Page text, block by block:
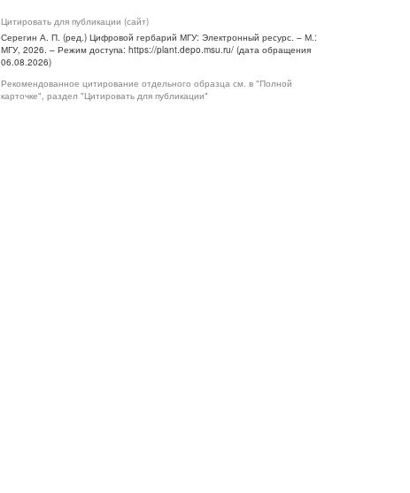
Цитировать для публикации (сайт)
Серегин А. П. (ред.) Цифровой гербарий МГУ: Электронный ресурс. – М.:
МГУ, 2026. – Режим доступа: https://plant.depo.msu.ru/ (дата обращения
06.08.2026)
Рекомендованное цитирование отдельного образца см. в "Полной
карточке", раздел "Цитировать для публикации"